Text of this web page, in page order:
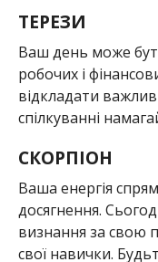
ТЕРЕЗИ
Ваш день може
робочих і
відкладати
спілкуванні
СКОРПІОН
Ваша енергія
досягнення.
визнання за свою
свої навички.